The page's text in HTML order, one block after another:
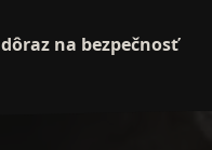
na bezpečnosť